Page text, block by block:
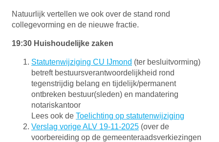
Natuurlijk vertellen we ook over de stand rond
collegevorming en de nieuwe fractie.
19:30 Huishoudelijke zaken
Statutenwijziging CU IJmond (ter besluitvorming)
betreft bestuursverantwoordelijkheid rond
tegenstrijdig belang en tijdelijk/permanent
ontbreken bestuur(sleden) en mandatering
notariskantoor
Lees ook de Toelichting op statutenwijziging
Verslag vorige ALV 19-11-2025 (over de
voorbereiding op de gemeenteraadsverkiezingen